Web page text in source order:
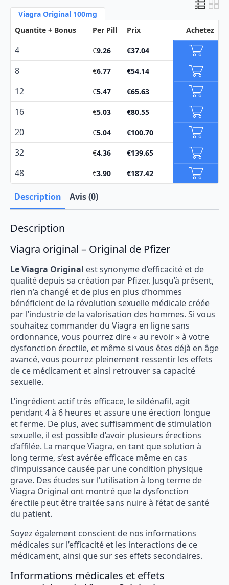
Viagra Original 100mg
Quantite + Bonus
Per Pill Prix Achetez
4 €9.26 €37.04
8 €6.77 €54.14
12 €5.47 €65.63
16 €5.03 €80.55
20 €5.04 €100.70
32 €4.36 €139.65
48 €3.90 €187.42
Description Avis (0)
Description
Viagra original – Original de Pfizer
Le Viagra Original est synonyme d’efficacité et de
qualité depuis sa création par Pfizer. Jusqu’à présent,
rien n’a changé et de plus en plus d’hommes
bénéficient de la révolution sexuelle médicale créée
par l’industrie de la valorisation des hommes. Si vous
souhaitez commander du Viagra en ligne sans
ordonnance, vous pourrez dire « au revoir » à votre
dysfonction érectile, et même si vous êtes déjà en âge
avancé, vous pourrez pleinement ressentir les effets
de ce médicament et ainsi retrouver sa capacité
sexuelle.
L’ingrédient actif très efficace, le sildénafil, agit
pendant 4 à 6 heures et assure une érection longue
et ferme. De plus, avec suffisamment de stimulation
sexuelle, il est possible d’avoir plusieurs érections
d’affilée. La marque Viagra, en tant que solution à
long terme, s’est avérée efficace même en cas
d’impuissance causée par une condition physique
grave. Des études sur l’utilisation à long terme de
Viagra Original ont montré que la dysfonction
érectile peut être traitée sans nuire à l’état de santé
du patient.
Soyez également conscient de nos informations
médicales sur l’efficacité et les interactions de ce
médicament, ainsi que sur ses effets secondaires.
Informations médicales et effets